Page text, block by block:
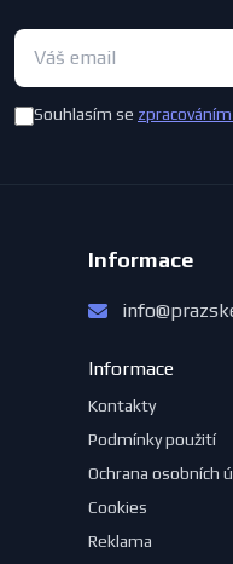
Souhlasím se
Informace
Informace
Kontakty
Podmínky použití
Ochrana osobních
Cookies
Reklama